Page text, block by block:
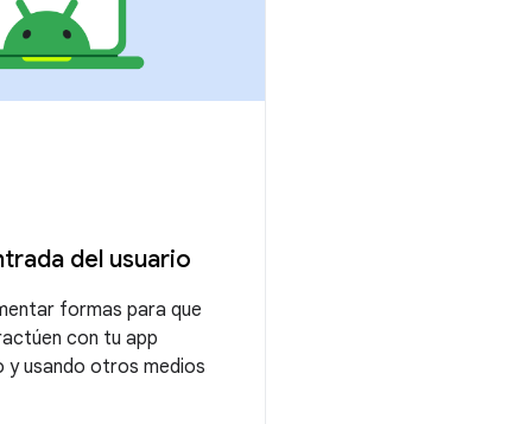
del usuario
formas para que
con tu app
usando otros medios